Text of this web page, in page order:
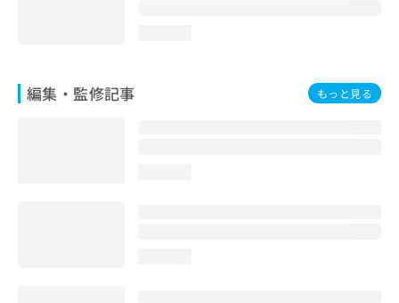
編集・監修記事 もっと見る